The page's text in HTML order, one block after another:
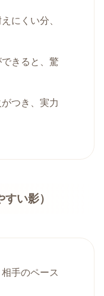
にくい分、
できると、驚
がつき、実力
い影）
手のペース